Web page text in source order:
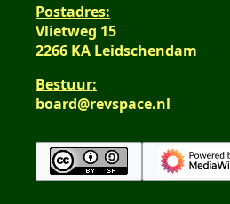
Postadres:
Vlietweg 15
2266 KA Leidschendam
Bestuur:
board@revspace.nl